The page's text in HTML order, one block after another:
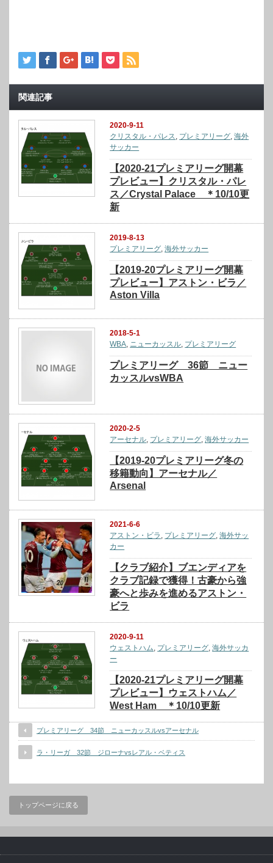
関連記事
2020-9-11
クリスタル・パレス
プレミアリーグ ,海外
サッカー
【2020-21プレミアリーグ開幕
プレビュー】クリスタル・パレ
ス／Crystal Palace ＊10/10更
新
2019-8-13
プレミアリーグ ,海外サッカー
【2019-20プレミアリーグ開幕
プレビュー】アストン・ビラ／
Aston Villa
2018-5-1
WBA, ニューカッスル, プレミアリーグ
プレミアリーグ 36節 ニュー
カッスルvsWBA
2020-2-5
アーセナル, プレミアリーグ,海外サッカー
【2019-20プレミアリーグ冬の
移籍動向】アーセナル／
Arsenal
2021-6-6
アストン・ビラ
プレミアリーグ ,海外サッ
カー
【クラブ紹介】ブエンディアを
クラブ記録で獲得！古豪から強
豪へと歩みを進めるアストン・
ビラ
2020-9-11
ウェストハム プレミアリーグ ,海外サッカ
ー
【2020-21プレミアリーグ開幕
プレビュー】ウェストハム／
West Ham ＊10/10更新
プレミアリーグ 34節 ニューカッスルvsアーセナル
ラ・リーガ 32節 ジローナvsレアル・ベティス
トップページに戻る